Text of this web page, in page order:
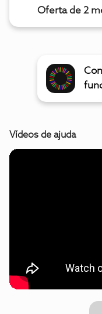
Oferta de 2
Vídeos de ajuda